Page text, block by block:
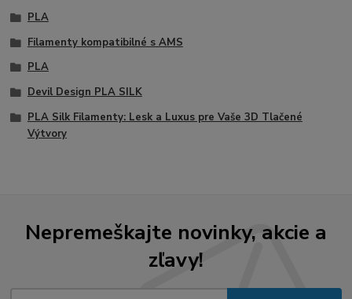
PLA
Filamenty kompatibilné s AMS
PLA
Devil Design PLA SILK
PLA Silk Filamenty: Lesk a Luxus pre Vaše 3D Tlačené
Výtvory
Nepremeškajte novinky, akcie a
zľavy!